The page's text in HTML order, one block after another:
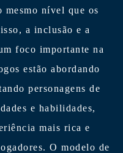
mesmo nível que os
a inclusão e a
foco importante na
estão abordando
personagens de
e habilidades,
mais rica e
O modelo de